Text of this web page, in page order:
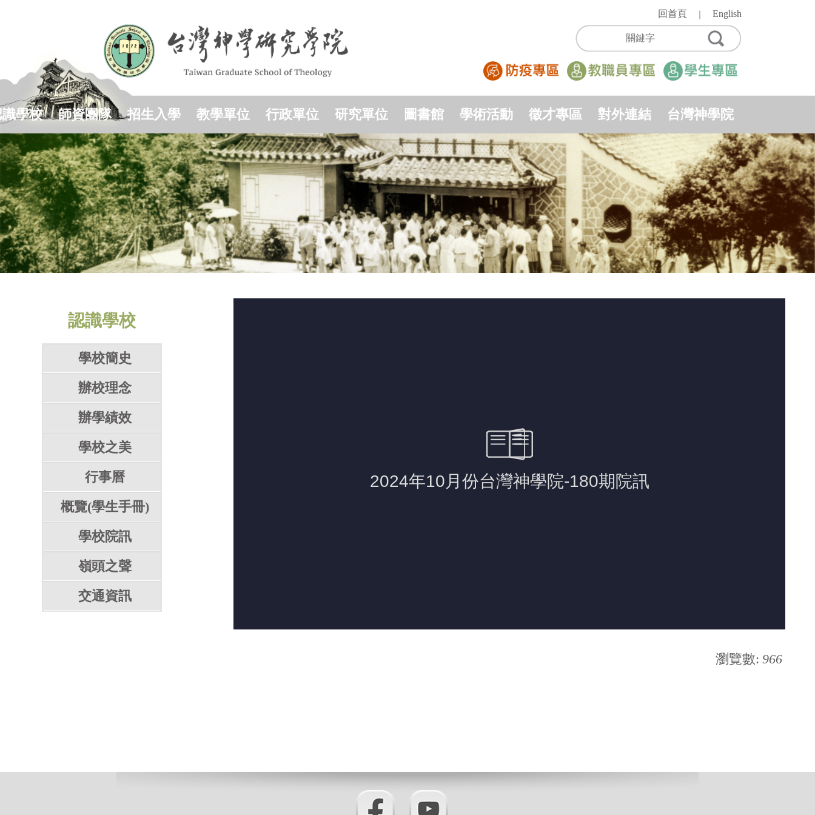
區
回首頁 ｜English
學校 師資團隊 招生入學 教學單位 行政單位 研究單位 圖書館 學術活動 徵才專區 對外連結 台灣神學院
認識學校
學校簡史
辦校理念
辦學績效
學校之美
行事曆
概覽(學生手冊)
學校院訊
嶺頭之聲
交通資訊
瀏覽數: 966